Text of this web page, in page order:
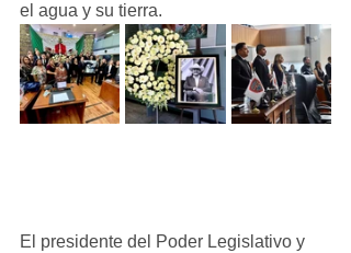
el agua y su tierra.
El presidente del Poder Legislativo y